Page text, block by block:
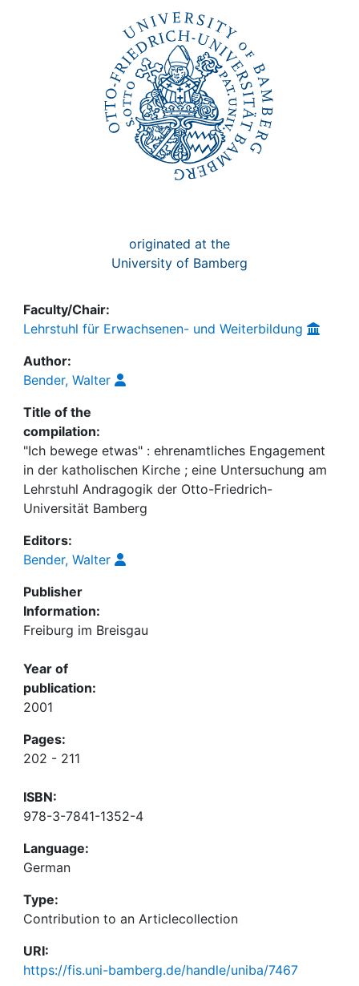
originated at the
University of Bamberg
Faculty/Chair:
Lehrstuhl für Erwachsenen- und Weiterbildung
Author:
Bender, Walter
Title of the
compilation:
"Ich bewege etwas" : ehrenamtliches Engagement
in der katholischen Kirche ; eine Untersuchung am
Lehrstuhl Andragogik der Otto-Friedrich-
Universität Bamberg
Editors:
Bender, Walter
Publisher
Information:
Freiburg im Breisgau
Year of
publication:
2001
Pages:
202 - 211
ISBN:
978-3-7841-1352-4
Language:
German
Type:
Contribution to an Articlecollection
URI:
https://fis.uni-bamberg.de/handle/uniba/7467